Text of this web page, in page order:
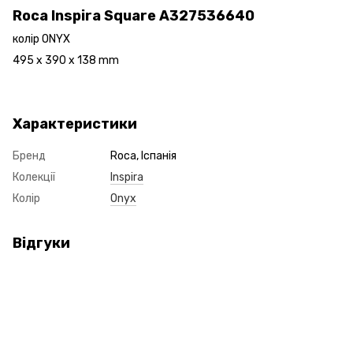
Roca Inspira Square A327536640
колір ONYX
495 x 390 x 138 mm
Характеристики
Бренд
Roca, Іспанія
Колекції
Inspira
Колір
Onyx
Відгуки